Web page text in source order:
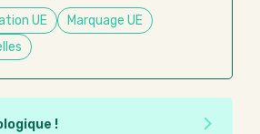
UE
Marquage UE
!